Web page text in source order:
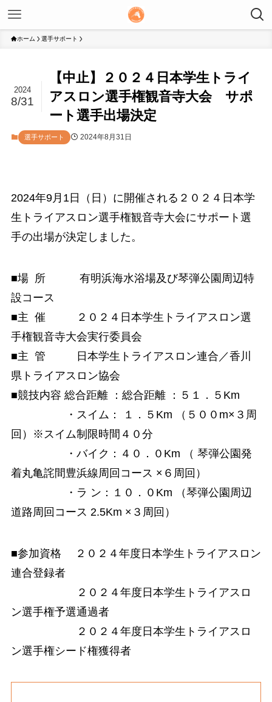
ホーム 選手サポート
【中止】２０２４日本学生トライ
アスロン選手権観音寺大会 サポ
ート選手出場決定
2024
8/31
選手サポート 2024年8月31日
2024年9月1日（日）に開催される２０２４日本学
生トライアスロン選手権観音寺大会にサポート選
手の出場が決定しました。
■場 所 有明浜海水浴場及び琴弾公園周辺特
設コース
■主 催 ２０２４日本学生トライアスロン選
手権観音寺大会実行委員会
■主 管 日本学生トライアスロン連合／香川
県トライアスロン協会
■競技内容 総合距離 ：総合距離 ：５１．５Km
・スイム： １．５Km （５００m×３周
回）※スイム制限時間４０分
・バイク：４０．０Km （ 琴弾公園発
着丸亀詫間豊浜線周回コース ×６周回）
・ラ ン：１０．０Km （琴弾公園周辺
道路周回コース 2.5Km ×３周回）
■参加資格 ２０２４年度日本学生トライアスロン
連合登録者
２０２４年度日本学生トライアスロ
ン選手権予選通過者
２０２４年度日本学生トライアスロ
ン選手権シード権獲得者